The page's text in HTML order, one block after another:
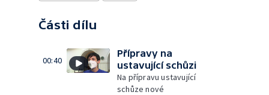
Části dílu
00:40
Přípravy na
ustavující schůzi
Na přípravu ustavující
schůze nové